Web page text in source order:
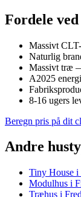
Fordele
Massivt
Naturlig
Massivt træ
A2025
8-16 ugers
Beregn pris på dit
Andre
Tiny House i
Modulhus i
Træhus i